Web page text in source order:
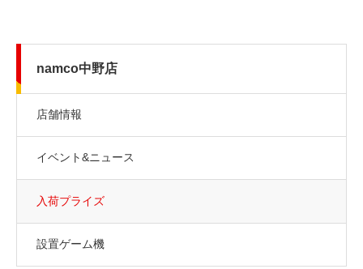
namco中野店
店舗情報
イベント&ニュース
入荷プライズ
設置ゲーム機